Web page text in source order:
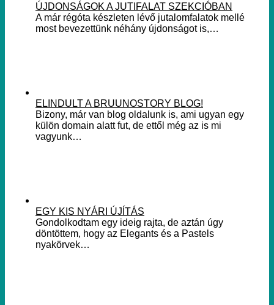
ÚJDONSÁGOK A JUTIFALAT SZEKCIÓBAN
A már régóta készleten lévő jutalomfalatok mellé
most bevezettünk néhány újdonságot is,…
ELINDULT A BRUUNOSTORY BLOG!
Bizony, már van blog oldalunk is, ami ugyan egy
külön domain alatt fut, de ettől még az is mi
vagyunk…
EGY KIS NYÁRI ÚJÍTÁS
Gondolkodtam egy ideig rajta, de aztán úgy
döntöttem, hogy az Elegants és a Pastels
nyakörvek…